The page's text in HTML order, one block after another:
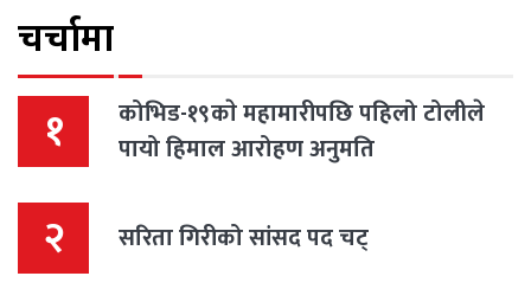
चर्चामा
१
कोभिड-१९काे महामारीपछि पहिलो टोलीले
पायो हिमाल आरोहण अनुमति
२ सरिता गिरीको सांसद पद चट्